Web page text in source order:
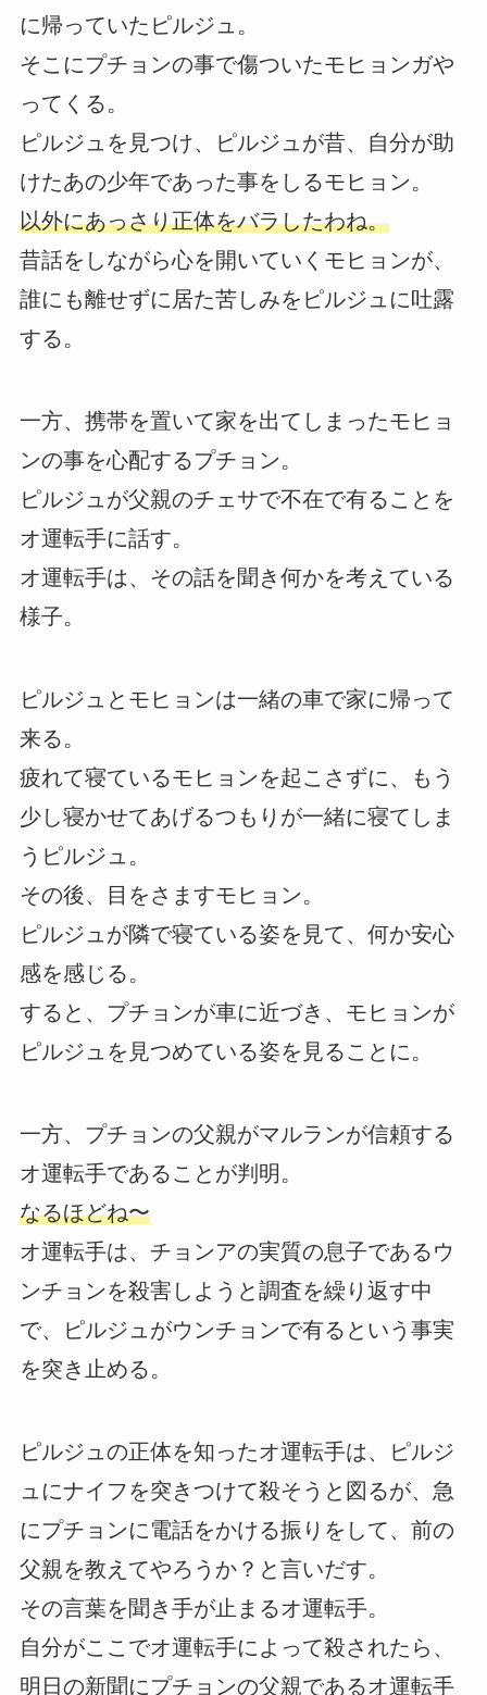
に帰っていたピルジュ。
そこにプチョンの事で傷ついたモヒョンガや
ってくる。
ピルジュを見つけ、ピルジュが昔、自分が助
けたあの少年であった事をしるモヒョン。
以外にあっさり正体をバラしたわね。
昔話をしながら心を開いていくモヒョンが、
誰にも離せずに居た苦しみをピルジュに吐露
する。
一方、携帯を置いて家を出てしまったモヒョ
ンの事を心配するプチョン。
ピルジュが父親のチェサで不在で有ることを
オ運転手に話す。
オ運転手は、その話を聞き何かを考えている
様子。
ピルジュとモヒョンは一緒の車で家に帰って
来る。
疲れて寝ているモヒョンを起こさずに、もう
少し寝かせてあげるつもりが一緒に寝てしま
うピルジュ。
その後、目をさますモヒョン。
ピルジュが隣で寝ている姿を見て、何か安心
感を感じる。
すると、プチョンが車に近づき、モヒョンが
ピルジュを見つめている姿を見ることに。
一方、プチョンの父親がマルランが信頼する
オ運転手であることが判明。
なるほどね〜
オ運転手は、チョンアの実質の息子であるウ
ンチョンを殺害しようと調査を繰り返す中
で、ピルジュがウンチョンで有るという事実
を突き止める。
ピルジュの正体を知ったオ運転手は、ピルジ
ュにナイフを突きつけて殺そうと図るが、急
にプチョンに電話をかける振りをして、前の
父親を教えてやろうか？と言いだす。
その言葉を聞き手が止まるオ運転手。
自分がここでオ運転手によって殺されたら、
明日の新聞にプチョンの父親であるオ運転手